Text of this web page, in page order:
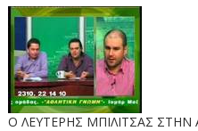
O ΛΕΥΤΕΡΗΣ ΜΠΙΛΙΤΣΑΣ